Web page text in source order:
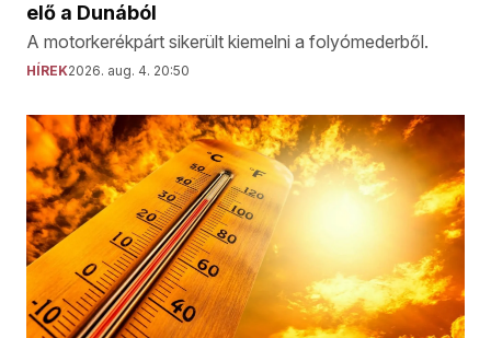
elő a Dunából
A motorkerékpárt sikerült kiemelni a folyómederből.
HÍREK2026. aug. 4. 20:50